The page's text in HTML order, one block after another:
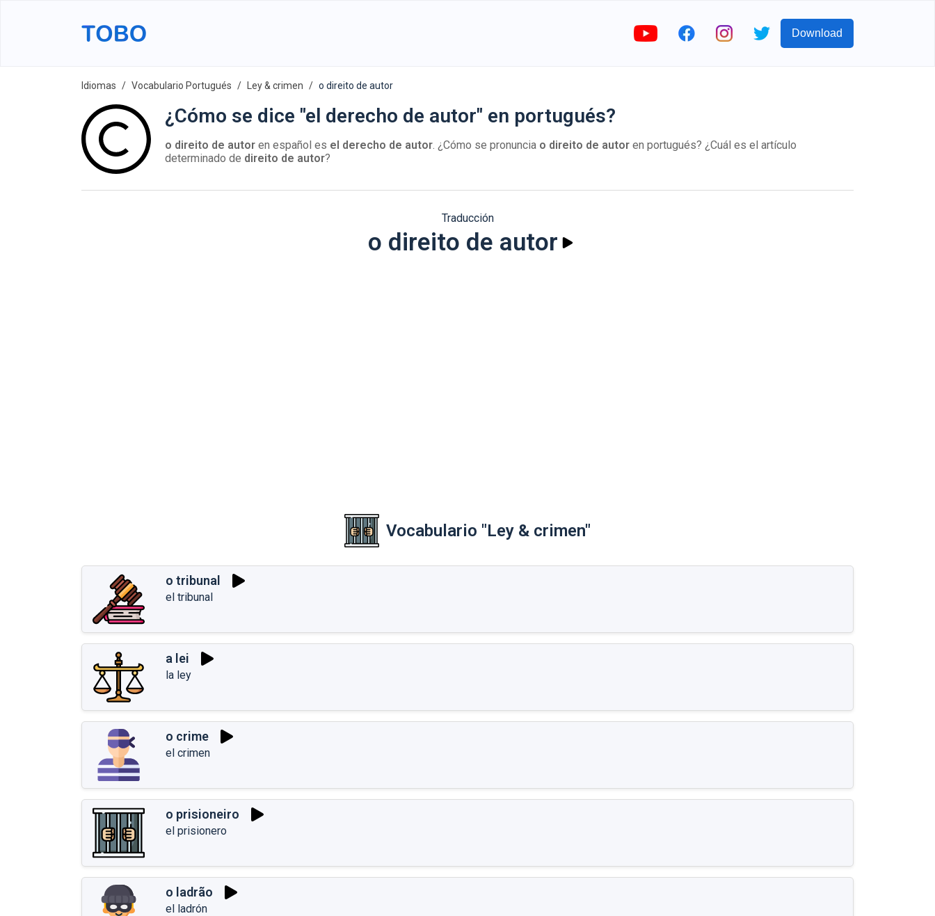
Download
Idiomas Vocabulario Portugués Ley & crimen o direito de autor
¿Cómo se dice "el derecho de autor" en portugués?
o direito de autor en español es el derecho de autor. ¿Cómo se pronuncia o direito de autor en portugués? ¿Cuál es el artículo
determinado de direito de autor?
Traducción
o direito de autor
Vocabulario "Ley & crimen"
o tribunal
el tribunal
a lei
la ley
o crime
el crimen
o prisioneiro
el prisionero
o ladrão
el ladrón